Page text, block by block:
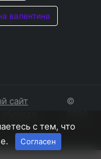
валентина
сайт
©
с тем, что
Согласен